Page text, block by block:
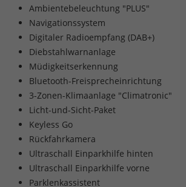
Ambientebeleuchtung "PLUS"
Navigationssystem
Digitaler Radioempfang (DAB+)
Diebstahlwarnanlage
Müdigkeitserkennung
Bluetooth-Freisprecheinrichtung
3-Zonen-Klimaanlage "Climatronic"
Licht-und-Sicht-Paket
Keyless Go
Rückfahrkamera
Ultraschall Einparkhilfe hinten
Ultraschall Einparkhilfe vorne
Parklenkassistent